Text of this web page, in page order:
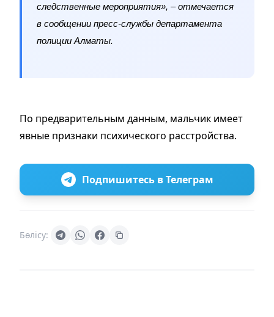
следственные мероприятия», – отмечается
в сообщении пресс-службы департамента
полиции Алматы.
По предварительным данным, мальчик имеет
явные признаки психического расстройства.
Подпишитесь в Телеграм
Бөлісу: